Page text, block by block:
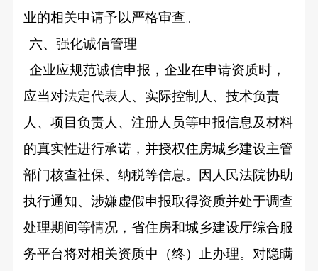
业的相关申请予以严格审查。
六、强化诚信管理
企业应规范诚信申报，企业在申请资质时，
应当对法定代表人、实际控制人、技术负责
人、项目负责人、注册人员等申报信息及材料
的真实性进行承诺，并授权住房城乡建设主管
部门核查社保、纳税等信息。因人民法院协助
执行通知、涉嫌虚假申报取得资质并处于调查
处理期间等情况，省住房和城乡建设厅综合服
务平台将对相关资质中（终）止办理。对隐瞒